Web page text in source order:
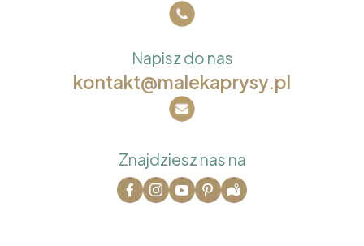
Napisz do nas
kontakt@malekaprysy.pl
Znajdziesz nas na